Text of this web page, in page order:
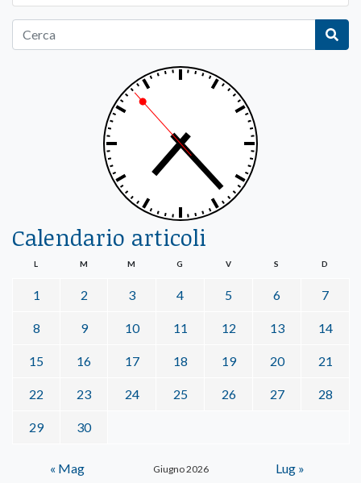
Calendario articoli
Giugno 2026
L M M G V S D
1 2 3 4 5 6 7
8 9 10 11 12 13 14
15 16 17 18 19 20 21
22 23 24 25 26 27 28
29 30
« Mag Lug »